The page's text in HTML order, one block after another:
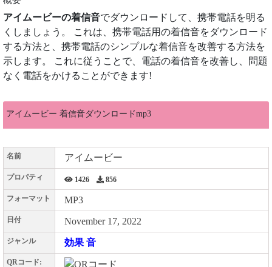
アイムービーの着信音でダウンロードして、携帯電話を明る
くしましょう。 これは、携帯電話用の着信音をダウンロード
する方法と、携帯電話のシンプルな着信音を改善する方法を
示します。 これに従うことで、電話の着信音を改善し、問題
なく電話をかけることができます!
アイムービー 着信音ダウンロードmp3
名前 アイムービー
プロパティ 1426 856
フォーマット MP3
日付 November 17, 2022
ジャンル 効果 音
QRコード: